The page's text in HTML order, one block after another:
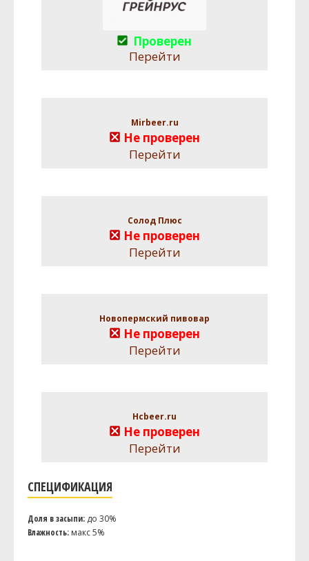
Проверен
Перейти
Mirbeer.ru
Не проверен
Перейти
Солод Плюс
Не проверен
Перейти
Новопермский пивовар
Не проверен
Перейти
Hcbeer.ru
Не проверен
Перейти
СПЕЦИФИКАЦИЯ
Доля в засыпи: до 30%
Влажность: макс 5%